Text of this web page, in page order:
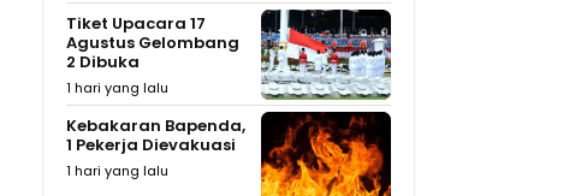
Tiket Upacara 17
Agustus Gelombang
2 Dibuka
1 hari yang lalu
Kebakaran Bapenda,
1 Pekerja Dievakuasi
1 hari yang lalu